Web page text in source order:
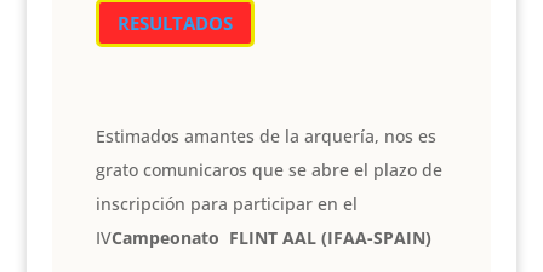
RESULTADOS
Estimados amantes de la arquería, nos es
grato comunicaros que se abre el plazo de
inscripción para participar en el
IVCampeonato FLINT AAL (IFAA-SPAIN)